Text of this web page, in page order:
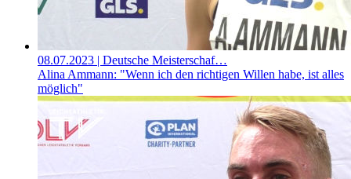
08.07.2023 | Deutsche Meisterschaf…
Alina Ammann: "Wenn ich den richtigen Willen habe, ist alles
möglich"